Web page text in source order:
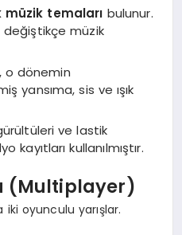
müzik temaları bulunur.
değiştikçe müzik
, o dönemin
yansıma, sis ve ışık
ve lastik
kullanılmıştır.
(Multiplayer)
iki oyunculu yarışlar.